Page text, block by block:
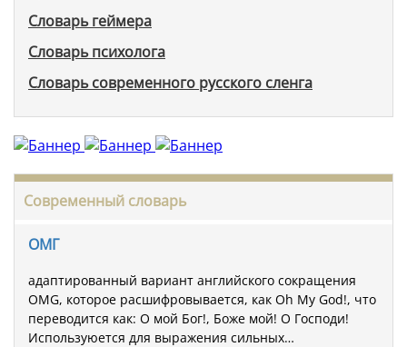
Словарь геймера
Словарь психолога
Словарь современного русского сленга
Современный словарь
ОМГ
адаптированный вариант английского сокращения
OMG, которое расшифровывается, как Oh My God!, что
переводится как: О мой Бог!, Боже мой! О Господи!
Используюется для выражения сильных…